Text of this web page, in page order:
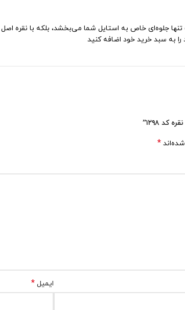
جلوه‌ای خاص به استایل شما می‌بخشد، بلکه با نقره
به سبد خرید خود اضافه کنید
۱۲۹۸”
*
ایمیل *